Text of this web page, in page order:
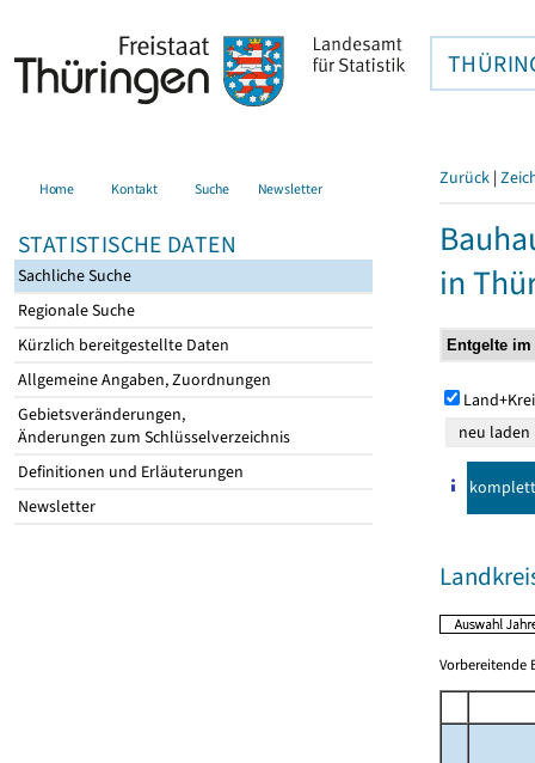
Home Kontakt Suche Newsletter
STATISTISCHE DATEN
Sachliche Suche
Regionale Suche
Kürzlich bereitgestellte Daten
Allgemeine Angaben, Zuordnungen
Gebietsveränderungen,
Änderungen zum Schlüsselverzeichnis
Definitionen und Erläuterungen
Newsletter
Zurück |
in
komplett
Vorbereitende